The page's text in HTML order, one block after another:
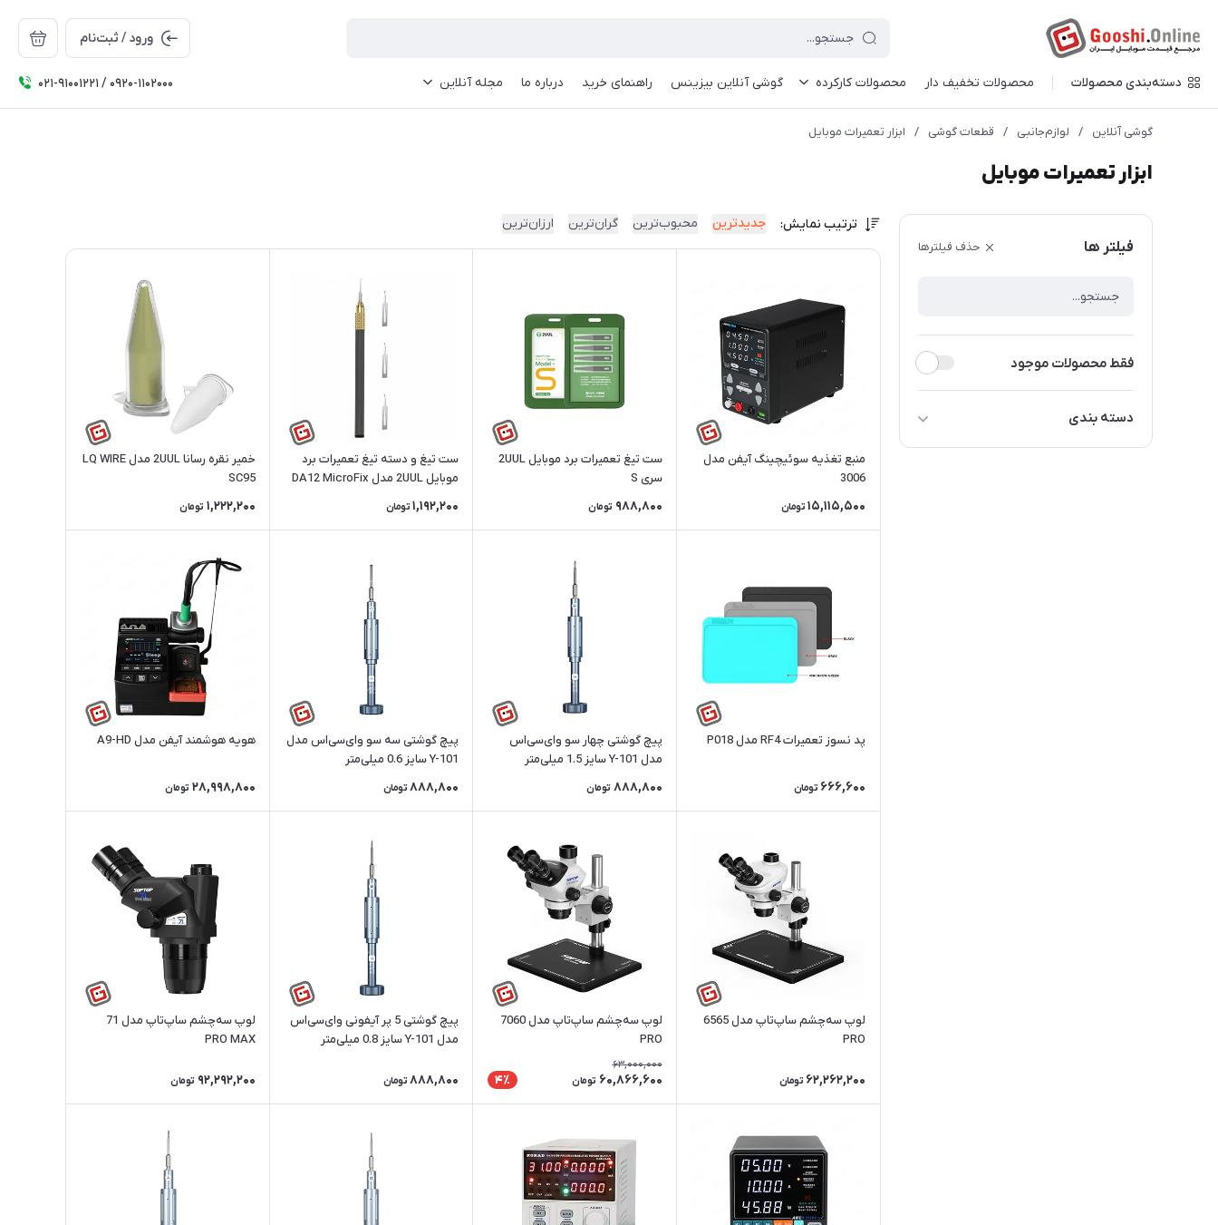
ورود / ثبت‌نام
دسته‌بندی محصولات محصولات تخفیف دار محصولات کارکرده گوشی آنلاین بیزینس راهنمای خرید درباره ما مجله آنلاین ۰۲۱-91001221 / 0920-1102000
گوشی آنلاین / لوازم‌جانبی / قطعات گوشی / ابزار تعمیرات موبایل
ابزار تعمیرات موبایل
فیلتر ها حذف فیلترها
فقط محصولات موجود
دسته بندی
انواع لوپ
ترتیب نمایش: جدیدترین محبوب‌ترین گران‌ترین ارزان‌ترین
منبع تغذیه سوئیچینگ آیفن مدل
3006
15,115,500 تومان
ست تیغ تعمیرات برد موبایل 2UUL
سری S
988,800 تومان
ست تیغ و دسته تیغ تعمیرات برد
موبایل 2UUL مدل DA12 MicroFix
1,192,200 تومان
خمیر نقره رسانا 2UUL مدل LQ WIRE
SC95
1,222,200 تومان
پد نسوز تعمیرات RF4 مدل P018
666,600 تومان
پیچ گوشتی چهار سو وای‌سی‌اس
مدل Y-101 سایز 1.5 میلی‌متر
888,800 تومان
پیچ گوشتی سه سو وای‌سی‌اس مدل
Y-101 سایز 0.6 میلی‌متر
888,800 تومان
هویه هوشمند آیفن مدل A9-HD
28,998,800 تومان
لوپ سه‌چشم ساپ‌تاپ مدل 6565
PRO
62,262,200 تومان
لوپ سه‌چشم ساپ‌تاپ مدل 7060
PRO
63,000,000
60,866,600 تومان 4٪
پیچ گوشتی 5 پر آیفونی وای‌سی‌اس
مدل Y-101 سایز 0.8 میلی‌متر
888,800 تومان
لوپ سه‌چشم ساپ‌تاپ مدل 71
PRO MAX
92,292,200 تومان